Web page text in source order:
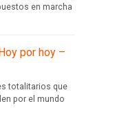
en marcha
por hoy –
totalitarios que
por el mundo